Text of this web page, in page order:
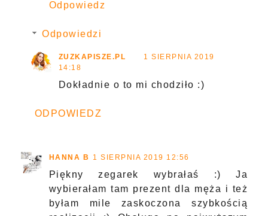
Odpowiedz
Odpowiedzi
ZUZKAPISZE.PL
1 SIERPNIA 2019
14:18
Dokładnie o to mi chodziło :)
ODPOWIEDZ
HANNA B 1 SIERPNIA 2019 12:56
Piękny zegarek wybrałaś :) Ja
wybierałam tam prezent dla męża i też
byłam mile zaskoczona szybkością